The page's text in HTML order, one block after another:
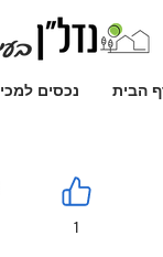
הבית נכסים
1